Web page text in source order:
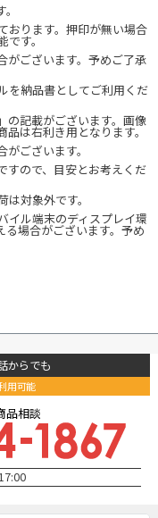
おります。押印が無い場合
です。
がございます。予めご了承
を納品書としてご利用くだ
の記載がございます。画像
品は右利き用となります。
ございます。
すので、目安とお考えくだ
対象外です。
イル端末のディスプレイ環
る場合がございます。予め
からでも
用可能
品相談